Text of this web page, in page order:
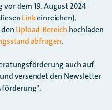
dem 19. August 2024
Linkeinreichen),
Upload-Bereich hochladen
abfragen.
auch auf
und versendet den Newsletter